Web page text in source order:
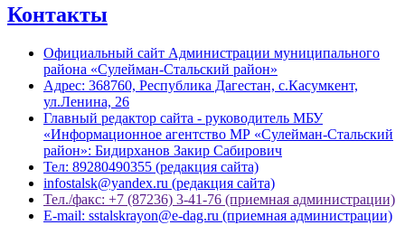
Контакты
Официальный сайт Администрации муниципального
района «Сулейман-Стальский район»
Адрес: 368760, Республика Дагестан, с.Касумкент,
ул.Ленина, 26
Главный редактор сайта - руководитель МБУ
«Информационное агентство МР «Сулейман-Стальский
район»: Бидирханов Закир Сабирович
Тел: 89280490355 (редакция сайта)
infostalsk@yandex.ru (редакция сайта)
Тел./факс: +7 (87236) 3-41-76 (приемная администрации)
E-mail: sstalskrayon@e-dag.ru (приемная администрации)